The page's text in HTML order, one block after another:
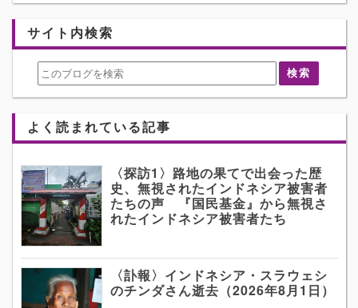
サイト内検索
よく読まれている記事
〈探訪1〉路地の果てで出会った歴
史、無視されたインドネシア被害者
たちの声 『国民基金』から無視さ
れたインドネシア被害者たち
〈訃報〉インドネシア・スラウェシ
のチンダさん逝去（2026年8月1日）